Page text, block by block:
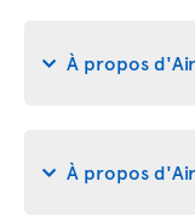
À propos
À propos